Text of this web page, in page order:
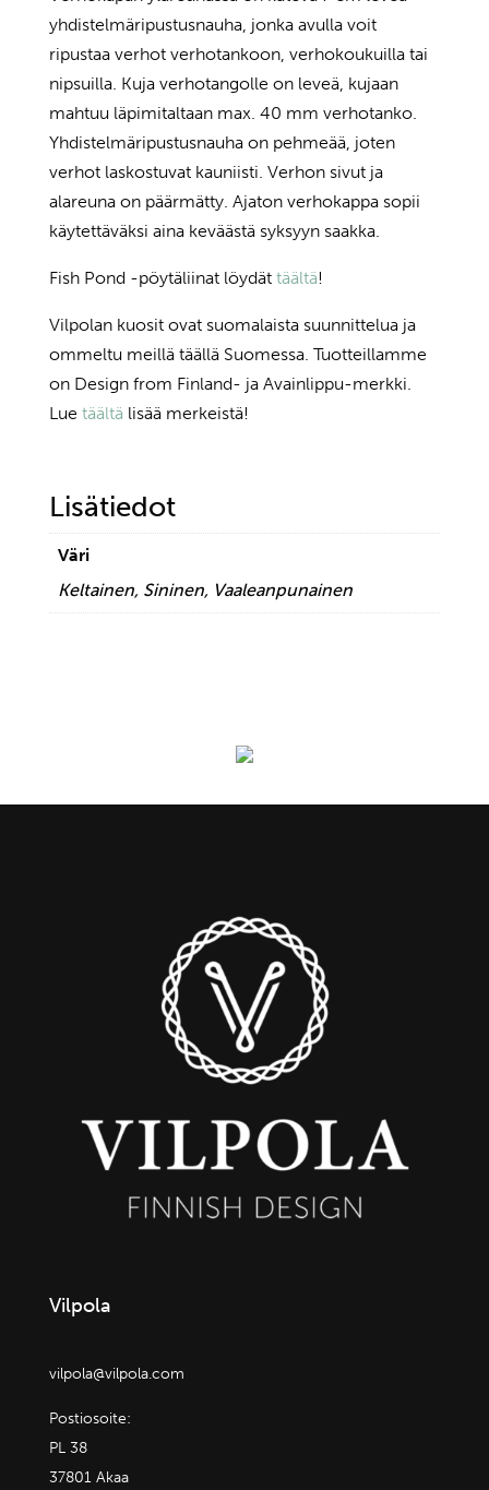
yhdistelmäripustusnauha, jonka avulla voit
ripustaa verhot verhotankoon, verhokoukuilla tai
nipsuilla. Kuja verhotangolle on leveä, kujaan
mahtuu läpimitaltaan max. 40 mm verhotanko.
Yhdistelmäripustusnauha on pehmeää, joten
verhot laskostuvat kauniisti. Verhon sivut ja
alareuna on päärmätty. Ajaton verhokappa sopii
käytettäväksi aina keväästä syksyyn saakka.
Fish Pond -pöytäliinat löydät täältä!
Vilpolan kuosit ovat suomalaista suunnittelua ja
ommeltu meillä täällä Suomessa. Tuotteillamme
on Design from Finland- ja Avainlippu-merkki.
Lue täältä lisää merkeistä!
Lisätiedot
Väri
Keltainen, Sininen, Vaaleanpunainen
Vilpola
vilpola@vilpola.com
Postiosoite:
PL 38
37801 Akaa